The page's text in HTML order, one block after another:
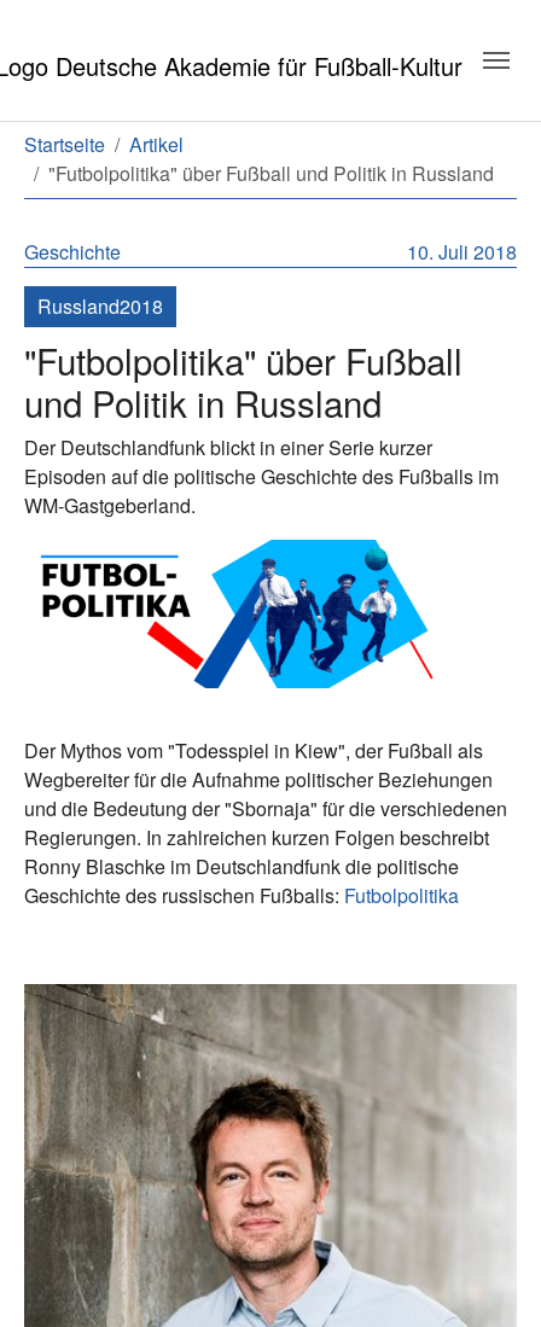
Sie sind hier:
Startseite
Artikel
"Futbolpolitika" über Fußball und Politik in Russland
10. Juli 2018
Geschichte
Russland2018
"Futbolpolitika" über Fußball
und Politik in Russland
Der Deutschlandfunk blickt in einer Serie kurzer
Episoden auf die politische Geschichte des Fußballs im
WM-Gastgeberland.
Der Mythos vom "Todesspiel in Kiew", der Fußball als
Wegbereiter für die Aufnahme politischer Beziehungen
und die Bedeutung der "Sbornaja" für die verschiedenen
Regierungen. In zahlreichen kurzen Folgen beschreibt
Ronny Blaschke im Deutschlandfunk die politische
Geschichte des russischen Fußballs: Futbolpolitika